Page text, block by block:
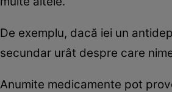
De exemplu, dacă iei un
secundar urât despre care
Anumite medicamente pot